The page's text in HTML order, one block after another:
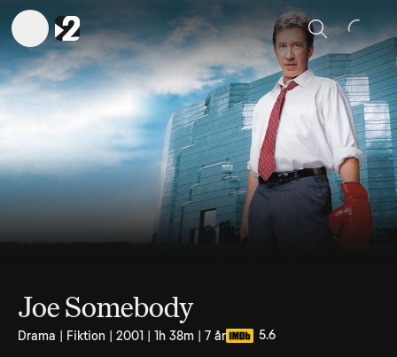
Sök
Joe Somebody
Drama | Fiktion | 2001 | 1h 38m | 7 år 5.6